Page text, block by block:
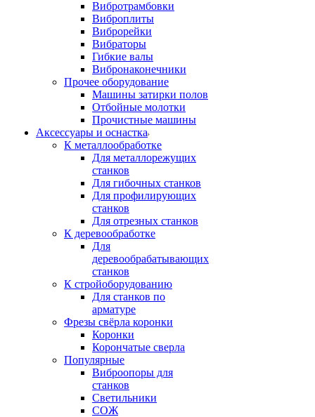
Вибротрамбовки
Виброплиты
Виброрейки
Вибраторы
Гибкие валы
Вибронаконечники
Прочее оборудование
Машины затирки полов
Отбойные молотки
Прочистные машины
Аксeccyapы и оснастка
К металлообработке
Для металлорежущих
станков
Для гибочных станков
Для профилирующих
станков
Для отрезных станков
К деревообработке
Для
деревообрабатывающих
станков
К стройоборудованию
Для станков по
арматуре
Фрезы свёрла коронки
Коронки
Корончатые сверла
Популярные
Виброопоры для
станков
Светильники
СОЖ